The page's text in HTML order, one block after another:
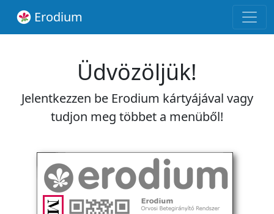
Erodium
Üdvözöljük!
Jelentkezzen be Erodium kártyájával vagy
tudjon meg többet a menüből!